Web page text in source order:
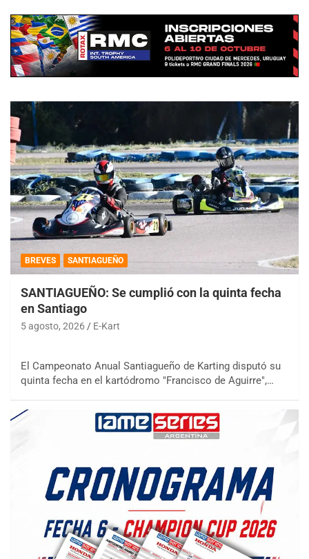
BREVES SANTIAGUEÑO
SANTIAGUEÑO: Se cumplió con la quinta fecha
en Santiago
5 agosto, 2026 E-Kart
El Campeonato Anual Santiagueño de Karting disputó su
quinta fecha en el kartódromo "Francisco de Aguirre",…